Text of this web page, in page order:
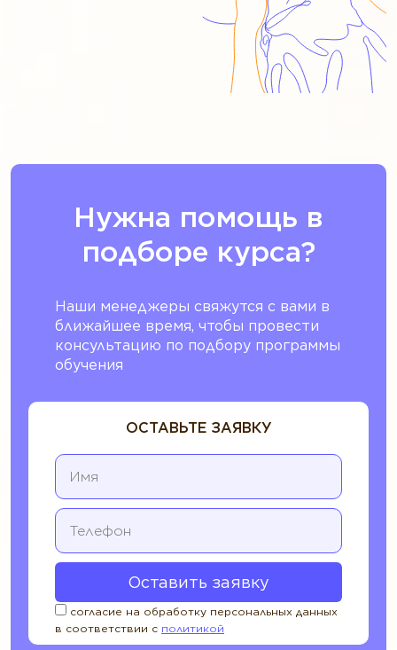
Нужна помощь в
подборе курса?
Наши менеджеры свяжутся с вами в
ближайшее время, чтобы провести
консультацию по подбору программы
обучения
ОСТАВЬТЕ ЗАЯВКУ
согласие на обработку персональных данных
в соответствии с политикой